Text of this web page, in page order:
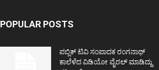
POPULAR POSTS
ಪಬ್ಲಿಕ್ ಟಿವಿ ಸಂಪಾದಕ ರಂಗನಾಥ್
ಕಾಲೆಳೆದ ವಿಡಿಯೋ ವೈರಲ್ ಮಾಡಿದ್ದು